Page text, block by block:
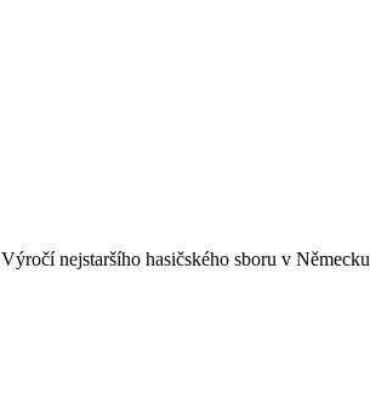
Výročí nejstaršího hasičského sboru v Německu